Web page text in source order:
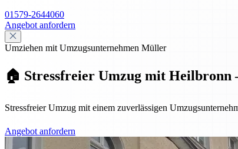
01579-2644060
Angebot anfordern
Umziehen mit Umzugsunternehmen Müller
🏠 Stressfreier Umzug mit Heilbronn
Stressfreier Umzug mit einem zuverlässigen
Angebot anfordern